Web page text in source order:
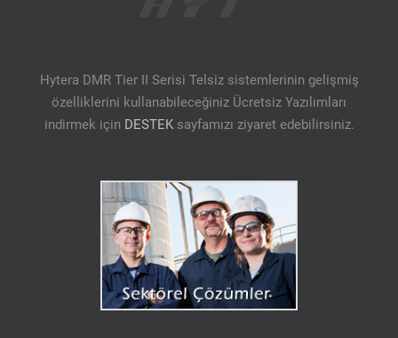
Hytera DMR Tier II Serisi Telsiz sistemlerinin gelişmiş
özelliklerini kullanabileceğiniz Ücretsiz Yazılımları
indirmek için DESTEKsayfamızı ziyaret edebilirsiniz.